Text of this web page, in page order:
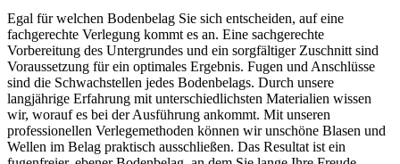
Egal für welchen Bodenbelag Sie sich entscheiden, auf eine
fachgerechte Verlegung kommt es an. Eine sachgerechte
Vorbereitung des Untergrundes und ein sorgfältiger Zuschnitt sind
Voraussetzung für ein optimales Ergebnis. Fugen und Anschlüsse
sind die Schwachstellen jedes Bodenbelags. Durch unsere
langjährige Erfahrung mit unterschiedlichsten Materialien wissen
wir, worauf es bei der Ausführung ankommt. Mit unseren
professionellen Verlegemethoden können wir unschöne Blasen und
Wellen im Belag praktisch ausschließen. Das Resultat ist ein